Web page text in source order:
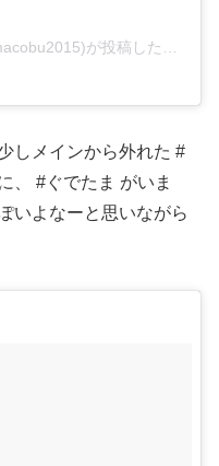
しメインから外れた #
、 #ぐでたま がいま
いよなーと思いながら